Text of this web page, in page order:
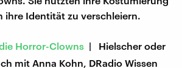
ihre Identität zu verschleiern.
Horror-Clowns | Hielscher oder
mit Anna Kohn, DRadio Wissen